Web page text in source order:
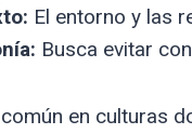
El entorno y las
Busca evitar
en culturas